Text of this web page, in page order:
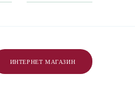
ИНТЕРНЕТ МАГАЗИН